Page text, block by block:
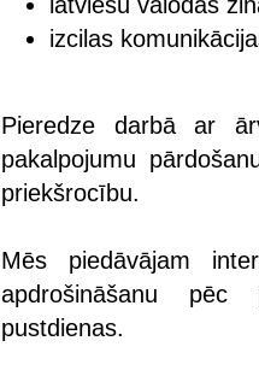
izcilas
Pieredze darbā ar
pakalpojumu
priekšrocību.
Mēs piedāvājam
apdrošināšanu pēc
pustdienas.